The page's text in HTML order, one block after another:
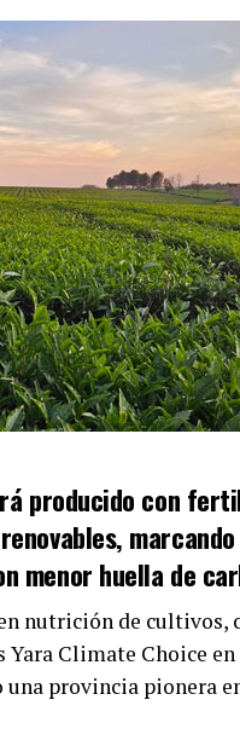
producido con
menor huella de
nutrición de cultivos,
Climate Choice
provincia pionera